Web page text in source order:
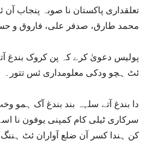
تعلقداری پاکستان نا صوبہ پنجاب آن
محمد طارق، صدفر علی، فاروق و
پولیس دعویٰ کرے کہ پن کروک بندغ
ئٹ ہچو ودکی معلومداری ئس تتور۔
دا بندغ آتے سلہہ بند بندغ آک ہمو
سرکاری ٹیلی کام کمپنی یوفون نا
کن ہندا کسر آن ضلع آواران ئٹ ہننگ